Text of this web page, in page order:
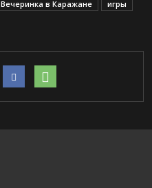
Вечеринка в Каражане
игры